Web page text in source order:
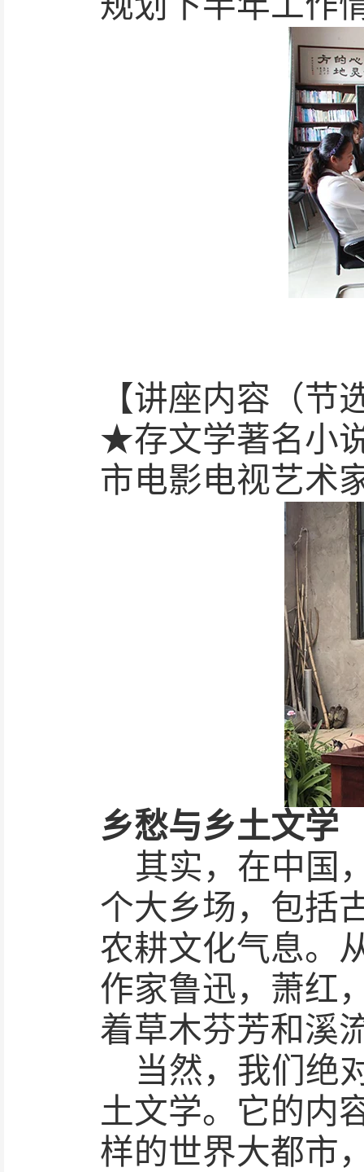
【讲座内容（节
★存文学著名小
市电影电视艺术
乡愁与乡土文学
其实，在中国
个大乡场，包括
农耕文化气息。
作家鲁迅，萧红
着草木芬芳和溪
当然，我们绝
土文学。它的内
样的世界大都市